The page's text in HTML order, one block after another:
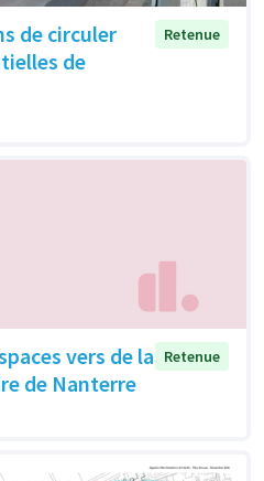
de circuler
de
Retenue
vers de la
de Nanterre
Retenue